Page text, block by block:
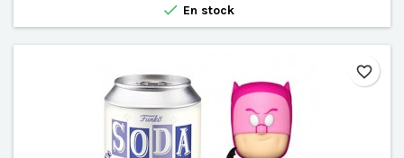
 En stock
favorite_border